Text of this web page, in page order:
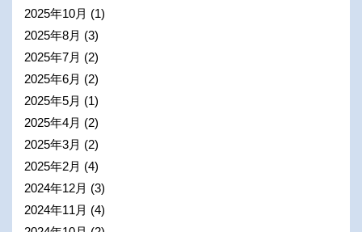
2025年10月 (1)
2025年8月 (3)
2025年7月 (2)
2025年6月 (2)
2025年5月 (1)
2025年4月 (2)
2025年3月 (2)
2025年2月 (4)
2024年12月 (3)
2024年11月 (4)